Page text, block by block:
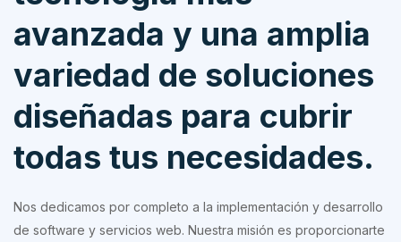
avanzada y una amplia
variedad de soluciones
diseñadas para cubrir
todas tus necesidades.
Nos dedicamos por completo a la implementación y desarrollo
de software y servicios web. Nuestra misión es proporcionarte